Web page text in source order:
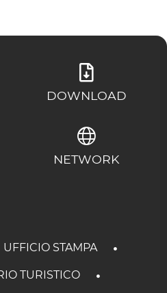
DOWNLOAD
NETWORK
UFFICIO STAMPA
TURISTICO